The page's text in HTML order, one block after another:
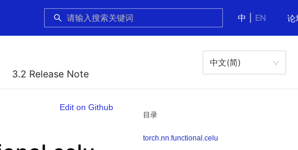
中
EN 论
3.2 Release Note
中文(简)
目录
torch.nn.functional.celu
Edit on Github